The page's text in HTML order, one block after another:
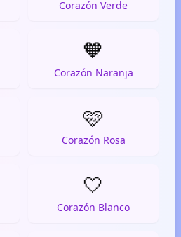
Corazón Verde
🧡
Corazón Naranja
🩷
Corazón Rosa
🤍
Corazón Blanco